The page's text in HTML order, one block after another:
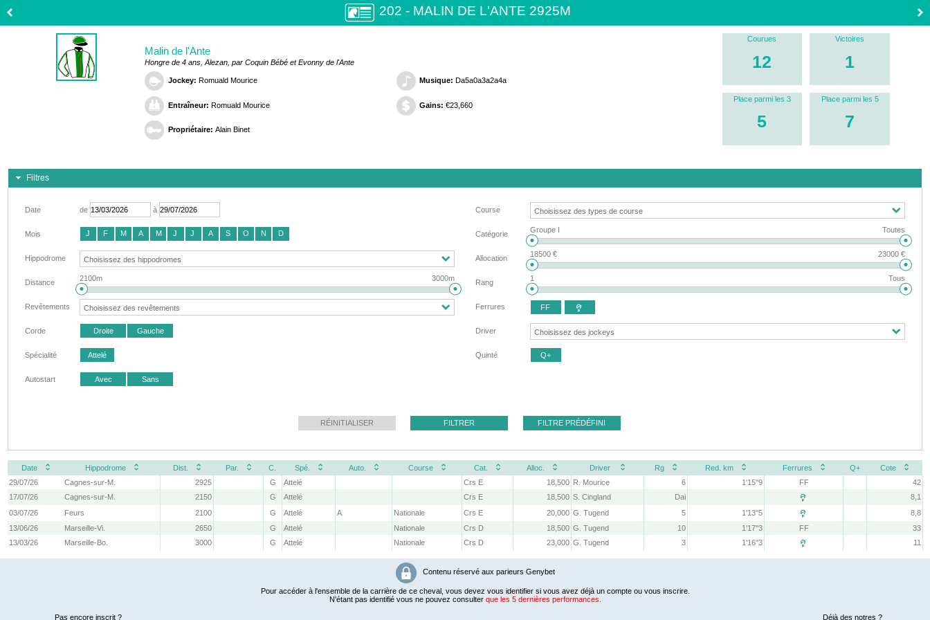
202 - MALIN DE L'ANTE 2925M
Malin de l'Ante
Hongre de 4 ans, Alezan, par Coquin Bébé et Evonny de l'Ante
Jockey: Romuald Mourice
Entraîneur: Romuald Mourice
Propriétaire: Alain Binet
Musique: Da5a0a3a2a4a
Gains: €23,660
Courues
12
Victoires
1
Place parmi les 3
5
Place parmi les 5
7
Filtres
Date de à
Mois J F M A M J J A S O N D
Hippodrome
Distance 2100m 3000m
Revêtements
Corde Droite Gauche
Spécialité Attelé
Autostart Avec Sans
Course
Catégorie Groupe I Toutes
Allocation 18500 € 23000 €
Rang 1 Tous
Ferrures FF 
Driver
Quinté Q+
RÉINITIALISER FILTRER FILTRE PRÉDÉFINI
Date Hippodrome Dist. Par. C. Spé. Auto. Course Cat. Alloc. Driver Rg Red. km Ferrures Q+
Cote
29/07/26
Cagnes-sur-M. 2925 G Attelé Crs E 18,500 R. Mourice 6 1'15''9 FF
42
17/07/26
Cagnes-sur-M. 2150 G Attelé Crs E 18,500 S. Cingland Dai 
8,1
03/07/26
Feurs 2100 G Attelé A Nationale Crs E 20,000 G. Tugend 5 1'13''5 
8,8
13/06/26
Marseille-Vi. 2650 G Attelé Nationale Crs D 18,500 G. Tugend 10 1'17''3 FF
33
13/03/26
Marseille-Bo. 3000 G Attelé Nationale Crs D 23,000 G. Tugend 3 1'16''3  11
Contenu réservé aux parieurs Genybet
Pour accéder à l'ensemble de la carrière de ce cheval, vous devez vous identifier si vous avez déjà un compte ou vous inscrire.
N'étant pas identifié vous ne pouvez consulter que les 5 dernières performances.
Déjà des notres ?
Pas encore inscrit ?